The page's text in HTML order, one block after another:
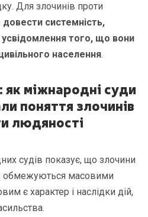
Для злочинів проти
довести системність,
усвідомлення того, що вони
населення.
міжнародні суди
поняття злочинів
людяності
судів показує, що злочини
обмежуються масовими
є характер і наслідки дій,